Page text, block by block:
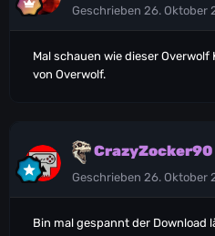
Geschrieben 26. Oktober
Mal schauen wie dieser Overwolf
von Overwolf.
CrazyZocker90
Geschrieben 26. Oktober
Bin mal gespannt der Download